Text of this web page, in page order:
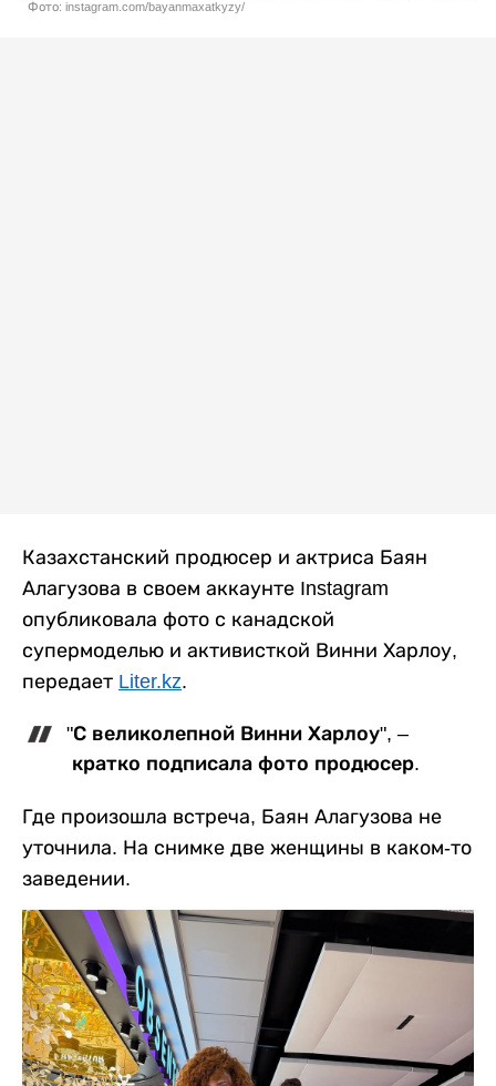
Фото: instagram.com/bayanmaxatkyzy/
Казахстанский продюсер и актриса Баян
Алагузова в своем аккаунте Instagram
опубликовала фото с канадской
супермоделью и активисткой Винни Харлоу,
передает Liter.kz.
"С великолепной Винни Харлоу", –
кратко подписала фото продюсер.
Где произошла встреча, Баян Алагузова не
уточнила. На снимке две женщины в каком-то
заведении.